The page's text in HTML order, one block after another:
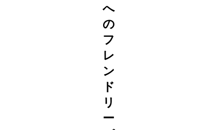
へ
の
フ
レ
ン
ド
リ
ー